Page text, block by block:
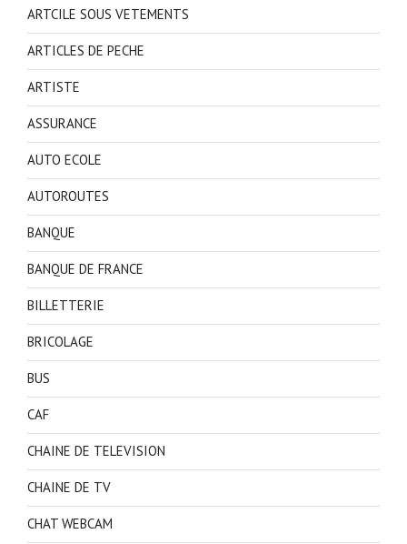
ARTCILE SOUS VETEMENTS
ARTICLES DE PECHE
ARTISTE
ASSURANCE
AUTO ECOLE
AUTOROUTES
BANQUE
BANQUE DE FRANCE
BILLETTERIE
BRICOLAGE
BUS
CAF
CHAINE DE TELEVISION
CHAINE DE TV
CHAT WEBCAM